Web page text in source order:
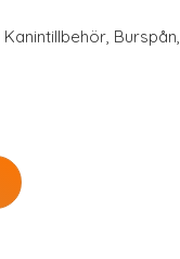
Kanintillbehör, Burspån,